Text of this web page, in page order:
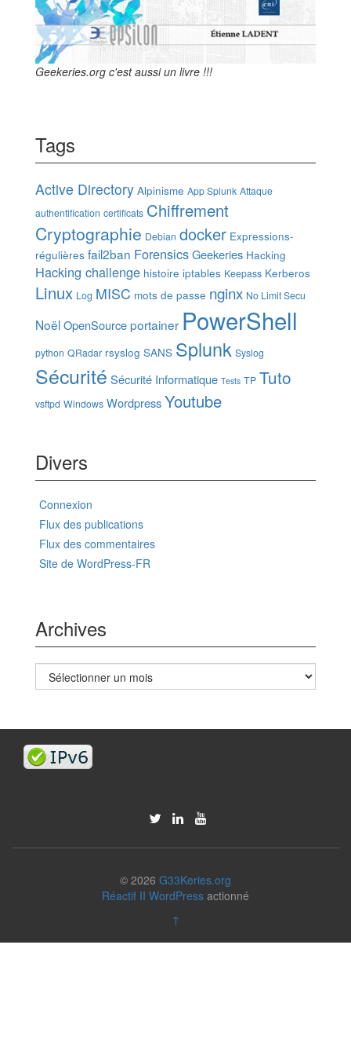
Geekeries.org c'est aussi un livre !!!
Tags
Active Directory Alpinisme App Splunk Attaque
authentification certificats Chiffrement
Cryptographie Debian docker Expressions-
régulières fail2ban ForensicsGeekeries Hacking
Hacking challenge histoire iptables Keepass Kerberos
Linux Log MISC mots de passe nginx No Limit Secu
NoëlOpenSourceportainer PowerShell
python QRadar rsyslog SANS Splunk Syslog
Sécurité Sécurité Informatique Tests TP Tuto
vsftpd Windows WordpressYoutube
Divers
Connexion
Flux des publications
Flux des commentaires
Site de WordPress-FR
Archives
Archives
© 2026 G33Keries.org
Réactif II WordPress actionné
↑